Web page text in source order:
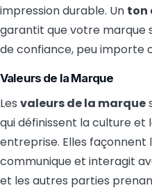
impression durable. Un ton
garantit que votre marque
de confiance, peu importe
Valeurs de la Marque
Les valeurs de la marque
qui définissent la culture
entreprise. Elles
communique et interagit
et les autres parties